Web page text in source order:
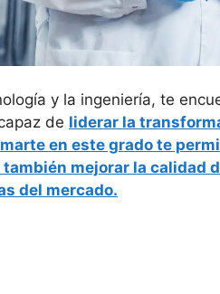
y la ingeniería, te
de liderar la
en este grado te
mejorar la calidad
del mercado.